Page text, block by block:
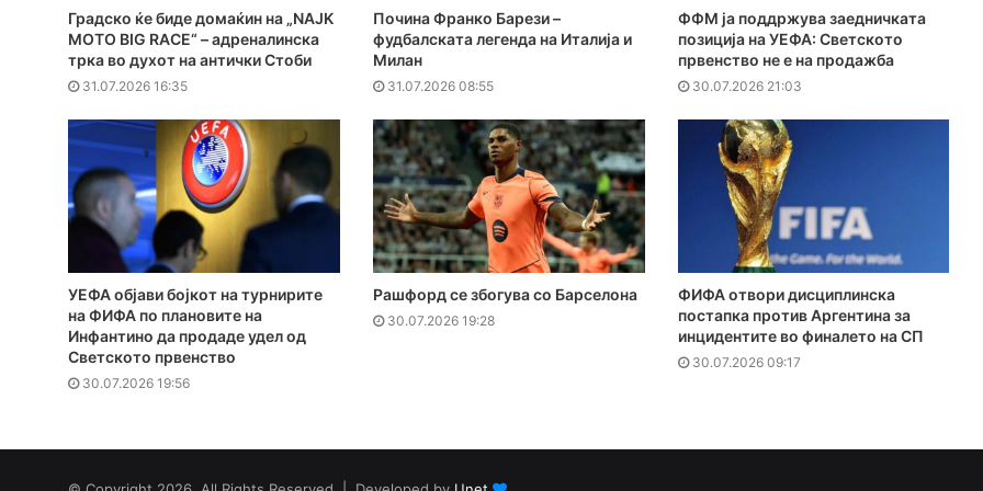
Градско ќе биде домаќин на „NAJK
MOTO BIG RACE“ – адреналинска
трка во духот на антички Стоби
31.07.2026 16:35
Почина Франко Барези –
фудбалската легенда на Италија и
Милан
31.07.2026 08:55
ФФМ ја поддржува заедничката
позиција на УЕФА: Светското
првенство не е на продажба
30.07.2026 21:03
УЕФА објави бојкот на турнирите
на ФИФА по плановите на
Инфантино да продаде удел од
Светското првенство
30.07.2026 19:56
Рашфорд се збогува со Барселона
30.07.2026 19:28
ФИФА отвори дисциплинска
постапка против Аргентина за
инцидентите во финалето на СП
30.07.2026 09:17